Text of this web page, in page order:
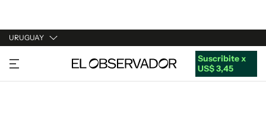
URUGUAY
URUGUAY
ARGENTINA
Suscribite x
US$ 3,45